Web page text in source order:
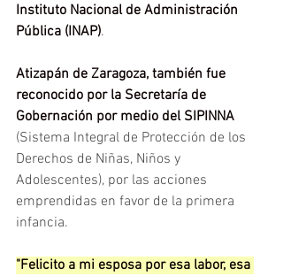
Instituto Nacional de Administración
Pública (INAP).
Atizapán de Zaragoza, también fue
reconocido por la Secretaría de
Gobernación por medio del SIPINNA
(Sistema Integral de Protección de los
Derechos de Niñas, Niños y
Adolescentes), por las acciones
emprendidas en favor de la primera
infancia.
"Felicito a mi esposa por esa labor, esa